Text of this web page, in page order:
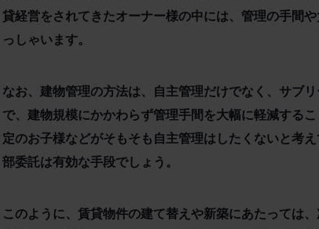
貸経営をされてきたオーナー様の中には、管理の手間
っしゃいます。
なお、建物管理の方法は、自主管理だけでなく、サブ
で、建物規模にかかわらず管理手間を大幅に軽減する
定のお子様などがそもそも自主管理はしたくないと考
部委託は有効な手段でしょう。
このように、賃貸物件の建て替えや新築にあたっては